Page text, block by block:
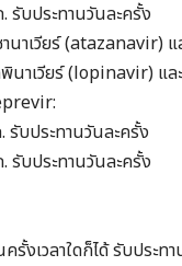
รับประทานวันละครั้ง
นาเวียร์ (atazanavir) แ
าเวียร์ (lopinavir) และ
รับประทานวันละครั้ง
รับประทานวันละครั้ง
รั้งเวลาใดก็ได้ รับประท